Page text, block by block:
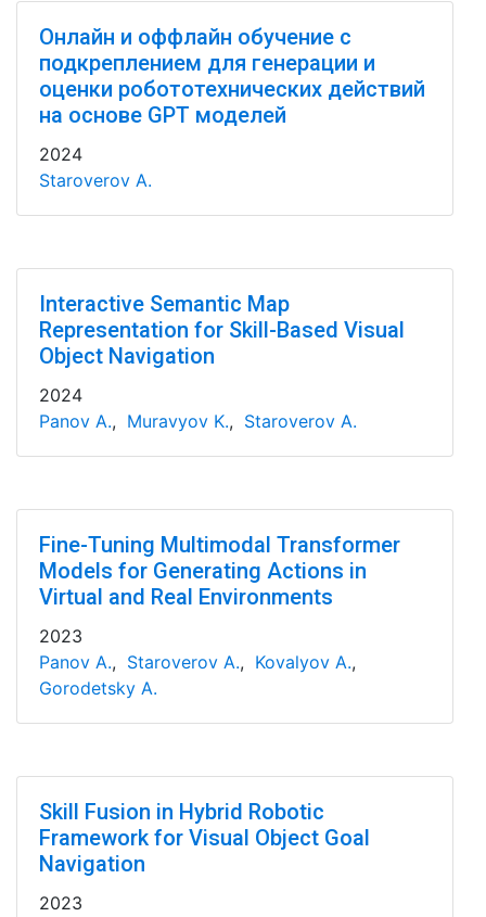
Онлайн и оффлайн обучение с
подкреплением для генерации и
оценки робототехнических действий
на основе GPT моделей
2024
Staroverov A.
Interactive Semantic Map
Representation for Skill-Based Visual
Object Navigation
2024
Panov A., Muravyov K., Staroverov A.
Fine-Tuning Multimodal Transformer
Models for Generating Actions in
Virtual and Real Environments
2023
Panov A., Staroverov A., Kovalyov A.,
Gorodetsky A.
Skill Fusion in Hybrid Robotic
Framework for Visual Object Goal
Navigation
2023